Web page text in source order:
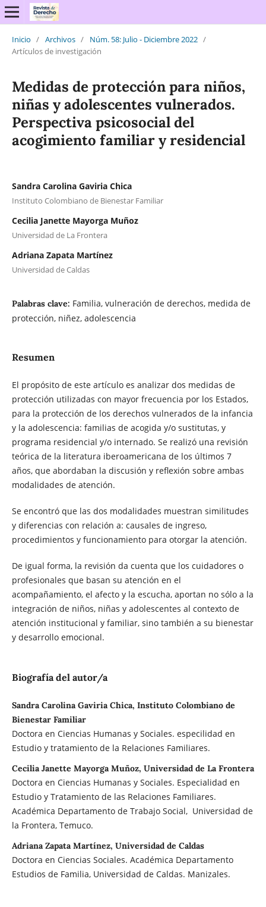
Inicio / Archivos / Núm. 58: Julio - Diciembre 2022 /
Artículos de investigación
Medidas de protección para niños,
niñas y adolescentes vulnerados.
Perspectiva psicosocial del
acogimiento familiar y residencial
Sandra Carolina Gaviria Chica
Instituto Colombiano de Bienestar Familiar
Cecilia Janette Mayorga Muñoz
Universidad de La Frontera
Adriana Zapata Martínez
Universidad de Caldas
Palabras clave: Familia, vulneración de derechos, medida de
protección, niñez, adolescencia
Resumen
El propósito de este artículo es analizar dos medidas de
protección utilizadas con mayor frecuencia por los Estados,
para la protección de los derechos vulnerados de la infancia
y la adolescencia: familias de acogida y/o sustitutas, y
programa residencial y/o internado. Se realizó una revisión
teórica de la literatura iberoamericana de los últimos 7
años, que abordaban la discusión y reflexión sobre ambas
modalidades de atención.
Se encontró que las dos modalidades muestran similitudes
y diferencias con relación a: causales de ingreso,
procedimientos y funcionamiento para otorgar la atención.
De igual forma, la revisión da cuenta que los cuidadores o
profesionales que basan su atención en el
acompañamiento, el afecto y la escucha, aportan no sólo a la
integración de niños, niñas y adolescentes al contexto de
atención institucional y familiar, sino también a su bienestar
y desarrollo emocional.
Biografía del autor/a
Sandra Carolina Gaviria Chica, Instituto Colombiano de
Bienestar Familiar
Doctora en Ciencias Humanas y Sociales. especilidad en
Estudio y tratamiento de la Relaciones Familiares.
Cecilia Janette Mayorga Muñoz, Universidad de La Frontera
Doctora en Ciencias Humanas y Sociales. Especialidad en
Estudio y Tratamiento de las Relaciones Familiares.
Académica Departamento de Trabajo Social, Universidad de
la Frontera, Temuco.
Adriana Zapata Martínez, Universidad de Caldas
Doctora en Ciencias Sociales. Académica Departamento
Estudios de Familia, Universidad de Caldas. Manizales.